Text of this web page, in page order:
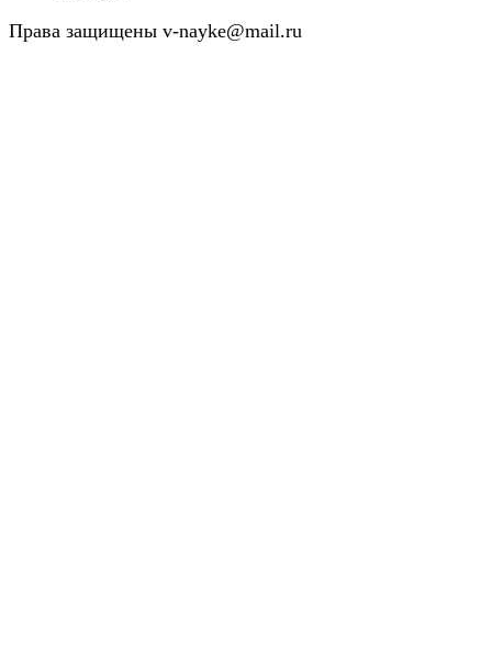
Права защищены v-nayke@mail.ru